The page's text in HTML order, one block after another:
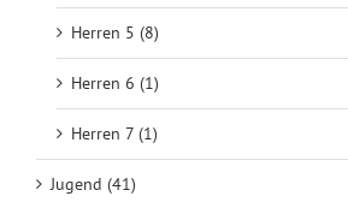
Herren 5 (8)
Herren 6 (1)
Herren 7 (1)
Jugend (41)